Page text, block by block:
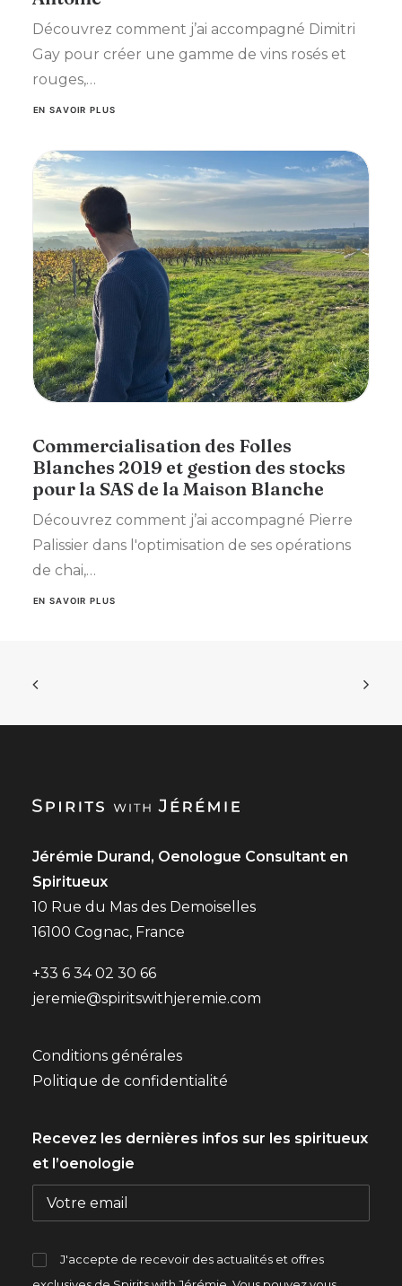
Découvrez comment j’ai accompagné Dimitri
Gay pour créer une gamme de vins rosés et
rouges,…
EN SAVOIR PLUS
Commercialisation des Folles
Blanches 2019 et gestion des stocks
pour la SAS de la Maison Blanche
Découvrez comment j’ai accompagné Pierre
Palissier dans l'optimisation de ses opérations
de chai,…
EN SAVOIR PLUS
Jérémie Durand, Oenologue Consultant en
Spiritueux
10 Rue du Mas des Demoiselles
16100 Cognac, France
+33 6 34 02 30 66
jeremie@spiritswithjeremie.com
Conditions générales
Politique de confidentialité
Recevez les dernières infos sur les spiritueux
et l’oenologie
J'accepte de recevoir des actualités et offres